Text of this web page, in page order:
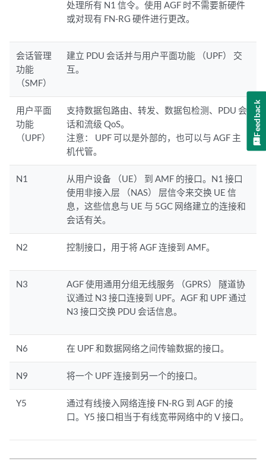
处理所有 N1 信令。使用 AGF 时不需要新硬件
或对现有 FN-RG 硬件进行更改。
会话管理
功能
（SMF）
建立 PDU 会话并与用户平面功能 （UPF） 交
互。
用户平面
功能
（UPF）
支持数据包路由、转发、数据包检测、PDU 会
话和流级 QoS。
注意：
UPF 可以是外部的，也可以与 AGF 主
机代管。
N1
从用户设备 （UE） 到 AMF 的接口。N1 接口
使用非接入层 （NAS） 层信令来交换 UE 信
息，这些信息与 UE 与 5GC 网络建立的连接和
会话有关。
N2 控制接口，用于将 AGF 连接到 AMF。
N3
AGF 使用通用分组无线服务 （GPRS） 隧道协
议通过 N3 接口连接到 UPF。AGF 和 UPF 通过
N3 接口交换 PDU 会话信息。
N6 在 UPF 和数据网络之间传输数据的接口。
N9 将一个 UPF 连接到另一个的接口。
Y5
通过有线接入网络连接 FN-RG 到 AGF 的接
口。Y5 接口相当于有线宽带网络中的 V 接口。
Feedback